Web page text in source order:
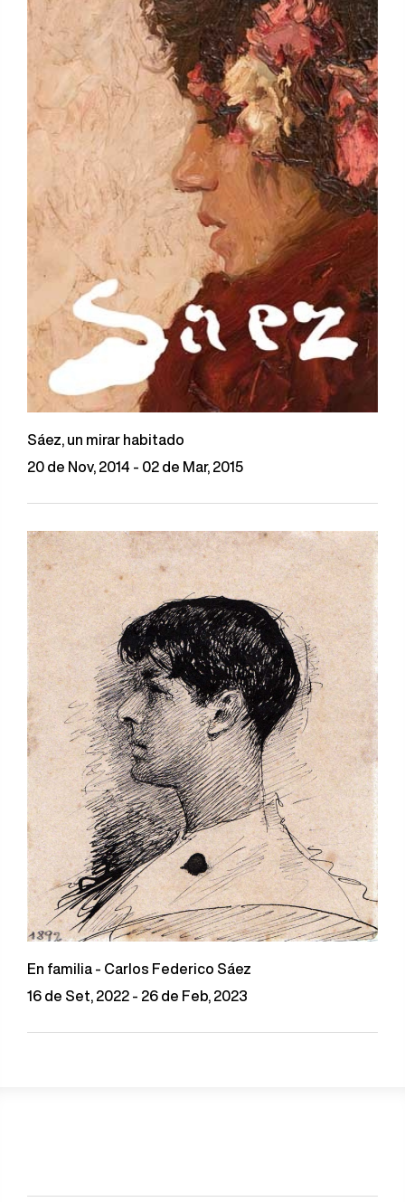
Sáez, un mirar habitado
20 de Nov, 2014 - 02 de Mar, 2015
En familia - Carlos Federico Sáez
16 de Set, 2022 - 26 de Feb, 2023